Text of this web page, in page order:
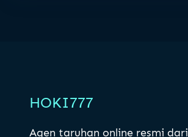
HOKI777
Agen taruhan online resmi dari